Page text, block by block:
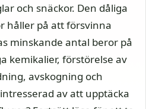
och snäckor. Den dåliga
håller på att försvinna
minskande antal beror på
kemikalier, förstörelse av
avskogning och
av att upptäcka